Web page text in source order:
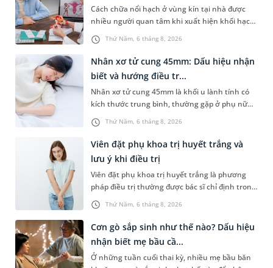
Thứ Năm, 6 tháng 8, 2026
Cách chữa nổi hạch ở vùng kín tại nhà được
nhiều người quan tâm khi xuất hiện khối hạch
nhỏ ở vùng bẹn hoặc cơ quan sinh dục. Nếu
hạch mới xuất hiện, kích thước nhỏ và chưa
kèm dấu hiệu bất thường, áp dụng biện pháp
chăm sóc phù hợp có thể góp phần làm giảm
cảm giác khó chịu. Tuy nhiên, không phải
trường hợp nào cũng có thể tự điều trị. Việc
nhận biết khi nào cần theo dõi tại nhà và khi
nào nên đi khám sẽ giúp xử trí đúng cách,
Thứ Năm, 6 tháng 8, 2026
Nhân xơ tử cung 45mm: Dấu hiệu nhận
biết và hướng điều tr...
Nhân xơ tử cung 45mm là khối u lành tính có
kích thước trung bình, thường gặp ở phụ nữ
trong độ tuổi sinh sản. Mặc dù không phải
trường hợp nào cũng xuất hiện triệu chứng,
nhưng nếu khối u phát triển hoặc nằm ở vị trí
bất lợi, người bệnh có thể gặp nhiều ảnh
hưởng đến sinh hoạt, sức khỏe sinh sản và
chất lượng cuộc sống.
Thứ Năm, 6 tháng 8, 2026
Viên đặt phụ khoa trị huyết trắng và
lưu ý khi điều trị
Viên đặt phụ khoa trị huyết trắng là phương
pháp điều trị thường được bác sĩ chỉ định trong
các trường hợp huyết trắng bất thường do
viêm nhiễm phụ khoa. Tuy nhiên, không phải
trường hợp nào cũng có thể tự ý sử dụng
thuốc mà cần xác định đúng nguyên nhân gây
bệnh để điều trị phù hợp. Bài viết dưới đây sẽ
giúp bạn hiểu rõ nguyên nhân gây huyết trắng
Cơn gò sắp sinh như thế nào? Dấu hiệu
nhận biết mẹ bầu cầ...
Ở những tuần cuối thai kỳ, nhiều mẹ bầu băn